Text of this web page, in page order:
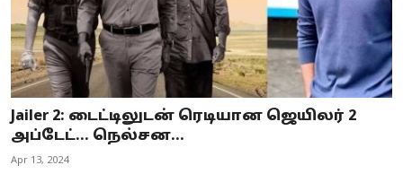
Jailer 2: டைட்டிலுடன் ரெடியான ஜெயிலர் 2
அப்டேட்… நெல்சன...
Apr 13, 2024